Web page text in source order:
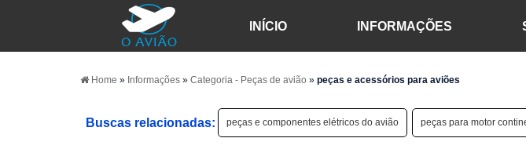
INÍCIO INFORMAÇÕES
Home » Informações » Categoria - Peças de avião » peças e acessórios para aviões
Buscas relacionadas: peças e componentes elétricos do avião peças para motor